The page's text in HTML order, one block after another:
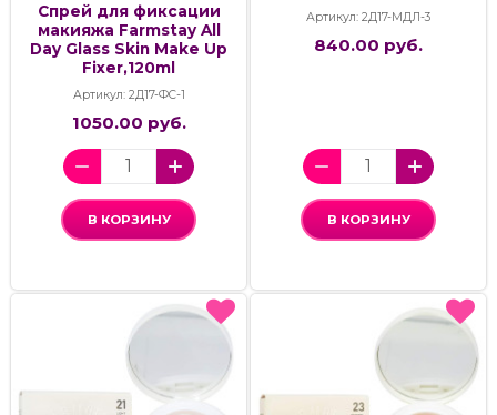
Спрей для фиксации
макияжа Farmstay All
Day Glass Skin Make Up
Fixer,120ml
Артикул: 2Д17-ФС-1
1050.00 руб.
В КОРЗИНУ
Артикул: 2Д17-МДЛ-3
840.00 руб.
В КОРЗИНУ